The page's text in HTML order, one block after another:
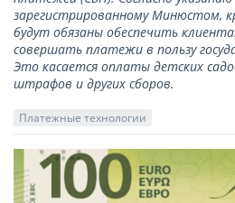
зарегистрированному Минюстом,
будут обязаны обеспечить
совершать платежи в пользу
Это касается оплаты детских
штрафов и других сборов.
Платежные технологии